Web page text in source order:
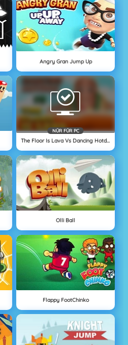
Angry Gran Jump Up
NÜR FÜR PC
The Floor Is Lava Vs Dancing Hotdog
Olli Ball
Flappy FootChinko